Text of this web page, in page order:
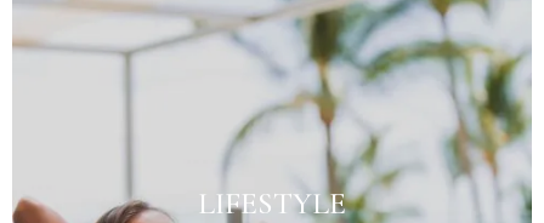
LIFESTYLE